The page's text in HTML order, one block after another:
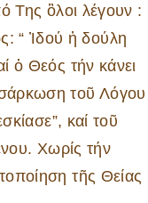
Της ὃλοι λέγουν :
“ Ἰδού ἡ δούλη
ὁ Θεός τήν κάνει
τοῦ Λόγου
καί τοῦ
Χωρίς τήν
τῆς Θείας